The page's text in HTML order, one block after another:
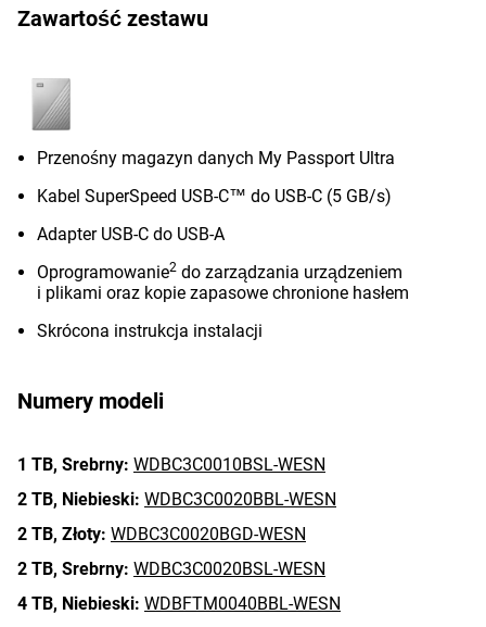
Zawartość zestawu
Przenośny magazyn danych My Passport Ultra
Kabel SuperSpeed USB-C™ do USB-C (5 GB/s)
Adapter USB-C do USB-A
Oprogramowanie2 do zarządzania urządzeniem
i plikami oraz kopie zapasowe chronione hasłem
Skrócona instrukcja instalacji
Numery modeli
1 TB, Srebrny: WDBC3C0010BSL-WESN
2 TB, Niebieski: WDBC3C0020BBL-WESN
2 TB, Złoty: WDBC3C0020BGD-WESN
2 TB, Srebrny: WDBC3C0020BSL-WESN
4 TB, Niebieski: WDBFTM0040BBL-WESN